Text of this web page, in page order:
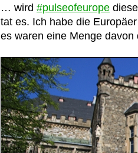
… wird #pulseofeurope
tat es. Ich habe die
es waren eine Menge davon